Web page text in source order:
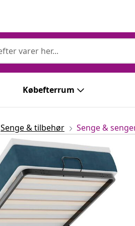
Købefterrum
Senge & tilbehør Senge &